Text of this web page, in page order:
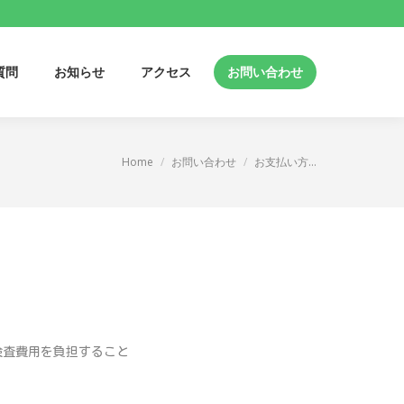
問 お知らせ アクセス お問い合わせ
You are here:
Home お問い合わせ お支払い方…
費用を負担すること
問 お知らせ アクセス お問い合わせ